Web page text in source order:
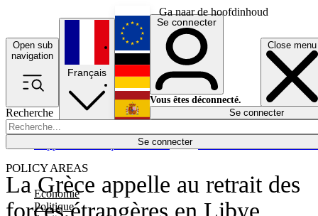
Ga naar de hoofdinhoud
Open sub
navigation
Close menu
Recherche
Se connecter
POLICY AREAS
Economie
Politique
Économie
Français
English
Deutsch
Español
Se connecter
Vous êtes déconnecté.
Se connecter
La Grèce appelle au retrait des